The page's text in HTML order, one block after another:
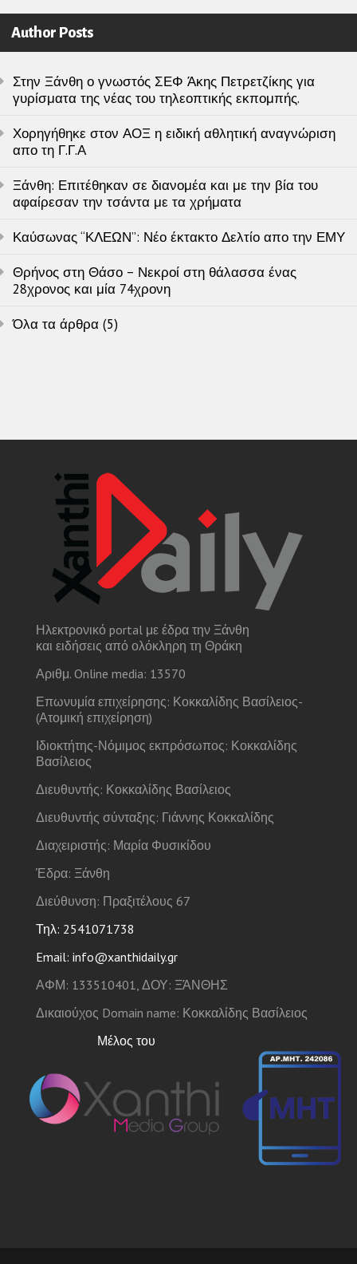
Author Posts
Στην Ξάνθη ο γνωστός ΣΕΦ Άκης Πετρετζίκης για
γυρίσματα της νέας του τηλεοπτικής εκπομπής.
Χορηγήθηκε στον ΑΟΞ η ειδική αθλητική αναγνώριση
απο τη Γ.Γ.Α
Ξάνθη: Επιτέθηκαν σε διανομέα και με την βία του
αφαίρεσαν την τσάντα με τα χρήματα
Καύσωνας “ΚΛΕΩΝ”: Νέο έκτακτο Δελτίο απο την ΕΜΥ
Θρήνος στη Θάσο – Νεκροί στη θάλασσα ένας
28χρονος και μία 74χρονη
Όλα τα άρθρα (5)
Ηλεκτρονικό portal με έδρα την Ξάνθη
και ειδήσεις από ολόκληρη τη Θράκη
Αριθμ. Online media: 13570
Επωνυμία επιχείρησης: Κοκκαλίδης Βασίλειος-
(Ατομική επιχείρηση)
Ιδιοκτήτης-Νόμιμος εκπρόσωπος: Κοκκαλίδης
Βασίλειος
Διευθυντής: Κοκκαλίδης Βασίλειος
Διευθυντής σύνταξης: Γιάννης Κοκκαλίδης
Διαχειριστής: Μαρία Φυσικίδου
Έδρα: Ξάνθη
Διεύθυνση: Πραξιτέλους 67
Τηλ: 2541071738
Email: info@xanthidaily.gr
ΑΦΜ: 133510401, ΔΟΥ: ΞΆΝΘΗΣ
Δικαιούχος Domain name: Κοκκαλίδης Βασίλειος
Μέλος του